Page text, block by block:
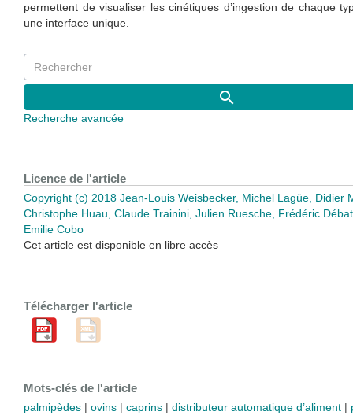
permettent de visualiser les cinétiques d’ingestion de chaque
une interface unique.
Recherche avancée
Licence de l'article
Copyright (c) 2018 Jean-Louis Weisbecker, Michel Lagüe, Didier
Christophe Huau, Claude Trainini, Julien Ruesche, Frédéric
Emilie Cobo
Cet article est disponible en libre accès
Télécharger l'article
Mots-clés de l'article
palmipèdes ovins caprins distributeur automatique d’aliment